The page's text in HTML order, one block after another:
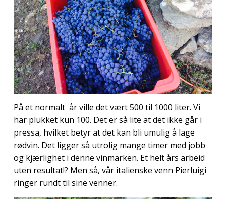
På et normalt år ville det vært 500 til 1000 liter. Vi
har plukket kun 100. Det er så lite at det ikke går i
pressa, hvilket betyr at det kan bli umulig å lage
rødvin. Det ligger så utrolig mange timer med jobb
og kjærlighet i denne vinmarken. Et helt års arbeid
uten resultat!? Men så, vår italienske venn Pierluigi
ringer rundt til sine venner.